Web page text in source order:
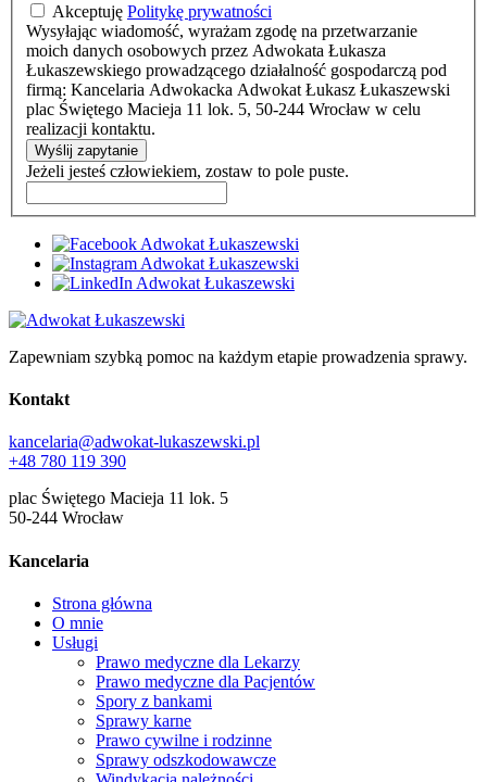
Akceptuję Politykę prywatności
Wysyłając wiadomość, wyrażam zgodę na przetwarzanie
moich danych osobowych przez Adwokata Łukasza
Łukaszewskiego prowadzącego działalność gospodarczą pod
firmą: Kancelaria Adwokacka Adwokat Łukasz Łukaszewski
plac Świętego Macieja 11 lok. 5, 50-244 Wrocław w celu
realizacji kontaktu.
Wyślij zapytanie
Jeżeli jesteś człowiekiem, zostaw to pole puste.
Zapewniam szybką pomoc na każdym etapie prowadzenia sprawy.
Kontakt
kancelaria@adwokat-lukaszewski.pl
+48 780 119 390
plac Świętego Macieja 11 lok. 5
50-244 Wrocław
Kancelaria
Strona główna
O mnie
Usługi
Prawo medyczne dla Lekarzy
Prawo medyczne dla Pacjentów
Spory z bankami
Sprawy karne
Prawo cywilne i rodzinne
Sprawy odszkodowawcze